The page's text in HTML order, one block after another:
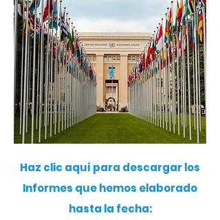
Haz clic aquí para descargar los
Informes que hemos elaborado
hasta la fecha: